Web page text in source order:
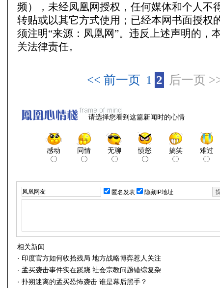
频），未经凤凰网授权，任何媒体和个人不
转贴或以其它方式使用；已经本网书面授权
须注明“来源：凤凰网”。违反上述声明的，
关法律责任。
<< 前一页 1 2 后一页
请选择您看到这篇新闻时的心情
感动 同情 无聊 愤怒 搞笑 难过
匿名发表 隐藏IP地址
相关新闻
· 印度官方如何收拾残局 地方战略博弈惹人关注
· 孟买袭击事件实在蹊跷 社会宗教问题错综复杂
· 扑朔迷离的孟买恐怖袭击 谁是幕后黑手？